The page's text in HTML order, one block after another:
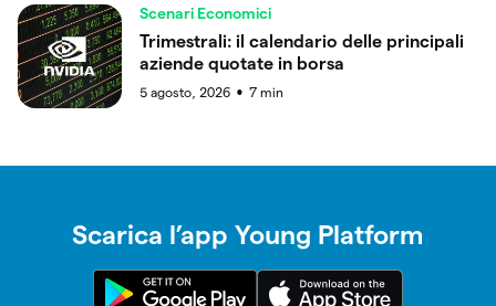
Scenari Economici
Trimestrali: il calendario delle principali
aziende quotate in borsa
5 agosto, 2026 ● 7 min
Scarica l’app Young Platform